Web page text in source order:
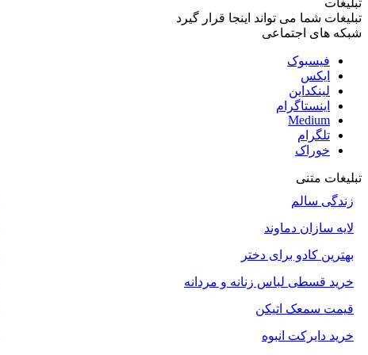
تبلیغات
تبلیغات شما می تواند اینجا قرار گیرد
شبکه های اجتماعی
فیسبوک
ایکس
لینکداین
اینستاگرام
Medium
تلگرام
خوراک
تبلیغات متنی
زندگی سالم
لایه سازان دماوند
بهترین کادو برای دختر
خرید قسطی لباس زنانه و مردانه
قیمت سمعک اتیکن
خرید دایرکت انبوه